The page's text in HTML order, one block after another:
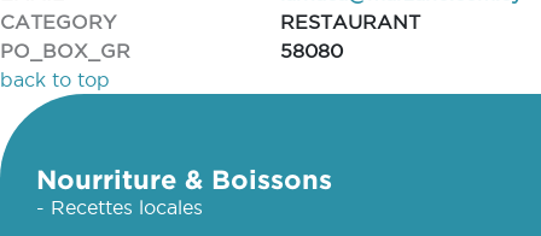
CATEGORY
RESTAURANT
PO_BOX_GR
58080
back to top
Nourriture & Boissons
- Recettes locales